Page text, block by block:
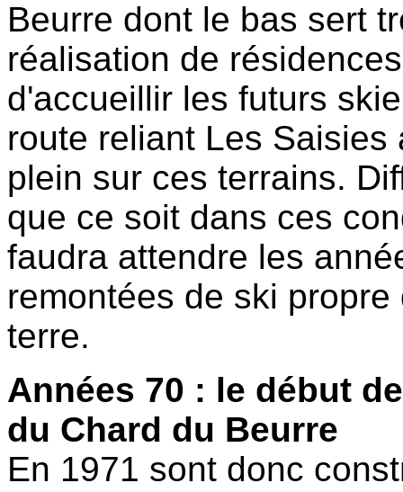
Beurre dont le bas sert
réalisation de
d'accueillir les futurs
route reliant Les
plein sur ces terrains.
que ce soit dans ces
faudra attendre les
remontées de ski
terre.
Années 70 : le début
du Chard du Beurre
En 1971 sont donc